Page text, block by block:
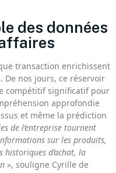
des données
transaction enrichissent
De nos jours, ce réservoir
compétitif significatif pour
approfondie
et même la prédiction
de l’entreprise tournent
sur les produits,
historiques d’achat, la
», souligne Cyrille de